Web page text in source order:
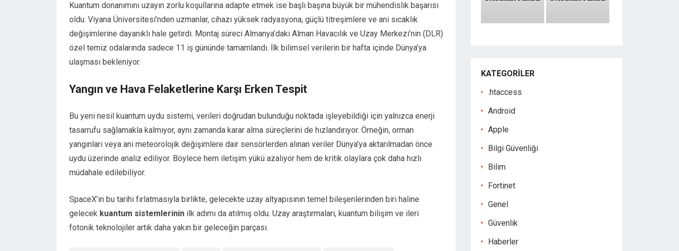
Kuantum donanımını uzayın zorlu koşullarına adapte etmek ise başlı başına büyük bir mühendislik başarısı
oldu. Viyana Üniversitesi’nden uzmanlar, cihazı yüksek radyasyona, güçlü titreşimlere ve ani sıcaklık
değişimlerine dayanıklı hale getirdi. Montaj süreci Almanya’daki Alman Havacılık ve Uzay Merkezi’nin (DLR)
özel temiz odalarında sadece 11 iş gününde tamamlandı. İlk bilimsel verilerin bir hafta içinde Dünya’ya
ulaşması bekleniyor.
Yangın ve Hava Felaketlerine Karşı Erken Tespit
Bu yeni nesil kuantum uydu sistemi, verileri doğrudan bulunduğu noktada işleyebildiği için yalnızca enerji
tasarrufu sağlamakla kalmıyor, aynı zamanda karar alma süreçlerini de hızlandırıyor. Örneğin, orman
yangınları veya ani meteorolojik değişimlere dair sensörlerden alınan veriler Dünya’ya aktarılmadan önce
uydu üzerinde analiz ediliyor. Böylece hem iletişim yükü azalıyor hem de kritik olaylara çok daha hızlı
müdahale edilebiliyor.
SpaceX’in bu tarihi fırlatmasıyla birlikte, gelecekte uzay altyapısının temel bileşenlerinden biri haline
gelecek kuantum sistemlerinin ilk adımı da atılmış oldu. Uzay araştırmaları, kuantum bilişim ve ileri
fotonik teknolojiler artık daha yakın bir geleceğin parçası.
KATEGORILER
.htaccess
Android
Apple
Bilgi Güvenliği
Bilim
Fortinet
Genel
Güvenlik
Haberler